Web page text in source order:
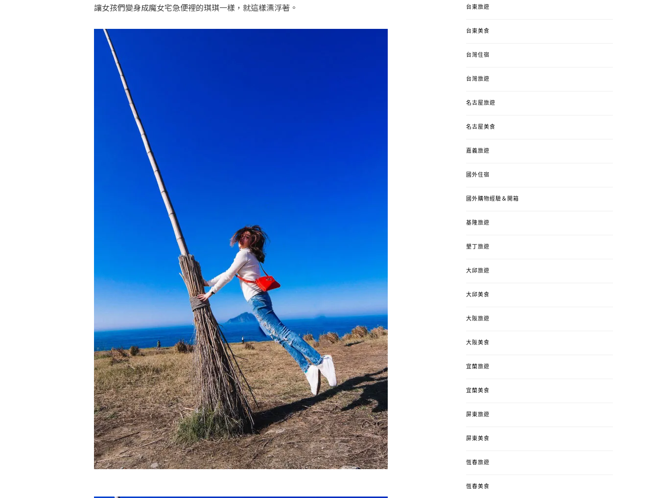
讓女孩們變身成魔女宅急便裡的琪琪一樣，就這樣漂浮著。 台東旅遊
台東美食
台灣住宿
台灣旅遊
名古屋旅遊
名古屋美食
嘉義旅遊
國外住宿
國外購物經驗＆開箱
基隆旅遊
墾丁旅遊
大邱旅遊
大邱美食
大阪旅遊
大阪美食
宜蘭旅遊
宜蘭美食
屏東旅遊
屏東美食
恆春旅遊
恆春美食